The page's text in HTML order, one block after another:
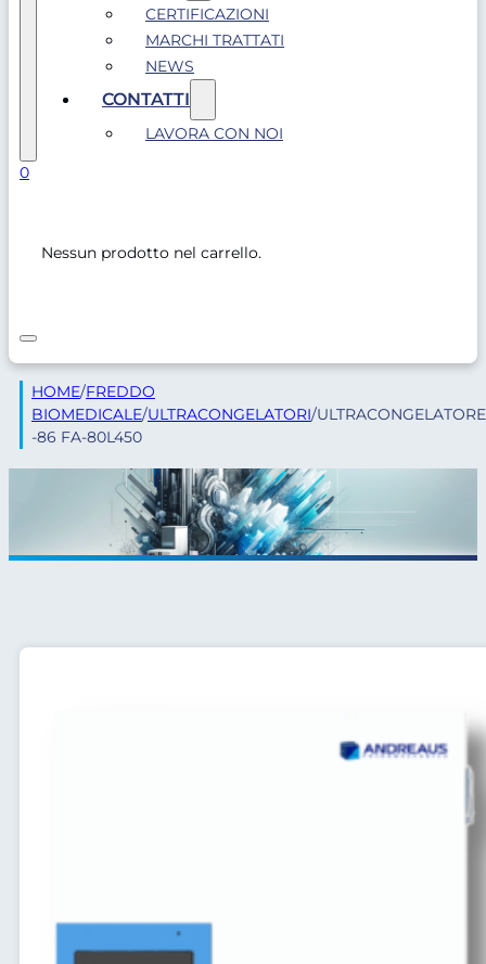
CERTIFICAZIONI
MARCHI TRATTATI
NEWS
CONTATTI
LAVORA CON NOI
0
Nessun prodotto nel carrello.
HOME/FREDDO
BIOMEDICALE/ULTRACONGELATORI/ULTRACONGELATORE
-86 FA-80L450